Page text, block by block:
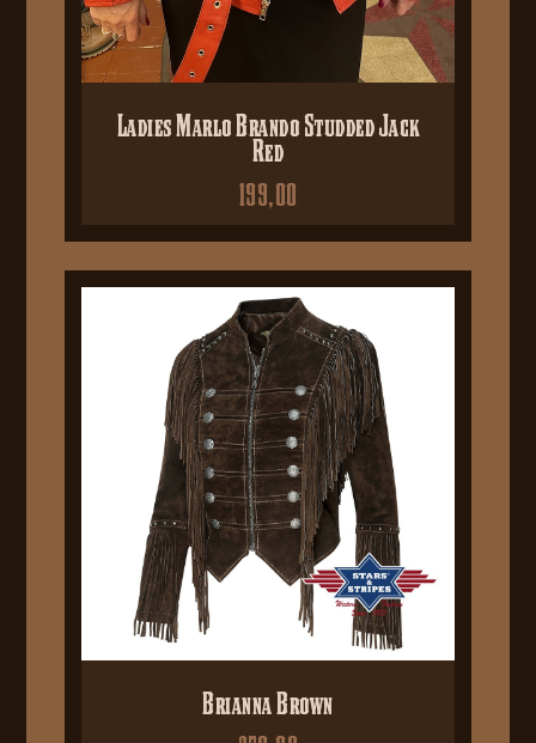
Ladies Marlo Brando Studded Jack
Red
199,00
Brianna Brown